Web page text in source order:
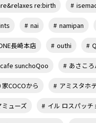
re:birth
nai namipan
長崎本店 outhi
sunchoQoo あさこ
COCOから アミスタホ
ューズ イル ロスパッチ